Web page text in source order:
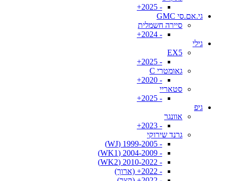
- 2025+
גי.אם.סי GMC
סיירה חשמלית
- 2024+
גילי
EX5
- 2025+
גאומטרי C
- 2020+
סטאריי
- 2025+
גיפ
אוונגר
- 2023+
גרנד שירוקי
- 1999-2005 (WJ)
- 2004-2009 (WK1)
- 2010-2022 (WK2)
- 2022+ (ארוך)